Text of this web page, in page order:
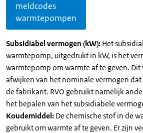
meldcodes
warmtepompen
Subsidiabel vermogen (kW): Het
warmtepomp, uitgedrukt in kW, is het
warmtepomp om warmte af te geven. Dit
afwijken van het nominale vermogen
de fabrikant. RVO gebruikt namelijk
het bepalen van het subsidiabele
Koudemiddel: De chemische stof in de
gebruikt om warmte af te geven. Er zijn